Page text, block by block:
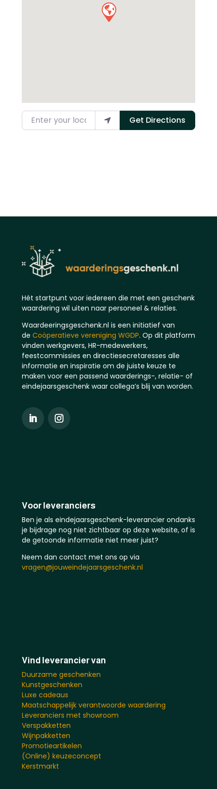
Enter your location Get Directions
Hét startpunt voor iedereen die met een geschenk
waardering wil uiten naar personeel & relaties.
Waardeeringsgeschenk.nl is een initiatief van
de Coöperatieve vereniging WGDP. Op dit platform
vinden werkgevers, HR-medewerkers,
feestcommissies en directiesecretaresses alle
informatie en inspiratie om de juiste keuze te
maken voor een passend waarderings-, relatie- of
eindejaarsgeschenk waar collega’s blij van worden.
Voor leveranciers
Ben je als eindejaarsgeschenk-leverancier ondanks
je bijdrage nog niet zichtbaar op deze website, of is
de getoonde informatie niet meer juist?
Neem dan contact met ons op via
vragen@jouweindejaarsgeschenk.nl
Vind leverancier van
Duurzame geschenken
Kunstgeschenken
Luxe cadeaus
Maatschappelijk verantwoorde waardering
Leveranciers met showroom
Verspakketten
Wijnpakketten
Promotieartikelen
(Online) keuzeconcept
Kerstmarkt